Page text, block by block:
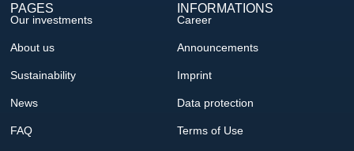
PAGES
Our investments
About us
Sustainability
News
FAQ
INFORMATIONS
Career
Announcements
Imprint
Data protection
Terms of Use